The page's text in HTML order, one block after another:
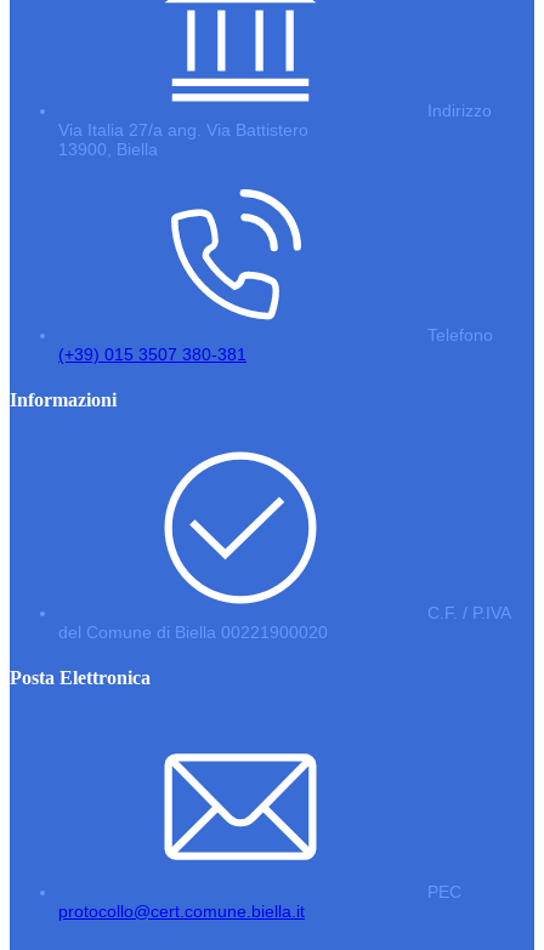
Indirizzo
Via Italia 27/a ang. Via Battistero
13900, Biella
Telefono
(+39) 015 3507 380-381
Informazioni
C.F. / P.IVA
del Comune di Biella 00221900020
Posta Elettronica
PEC
protocollo@cert.comune.biella.it